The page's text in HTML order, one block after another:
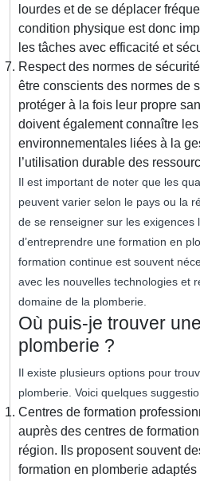
lourdes et de se déplacer
condition physique est donc
les tâches avec efficacité et
Respect des normes de
être conscients des normes de
protéger à la fois leur propre
doivent également connaître
environnementales liées à la
l’utilisation durable des
Il est important de noter que les
peuvent varier selon le pays ou la
de se renseigner sur les exigences
d’entreprendre une formation en
formation continue est souvent
avec les nouvelles technologies et
domaine de la plomberie.
Où puis-je trouver
plomberie ?
Il existe plusieurs options pour
plomberie. Voici quelques
Centres de formation
auprès des centres de
région. Ils proposent souvent
formation en plomberie